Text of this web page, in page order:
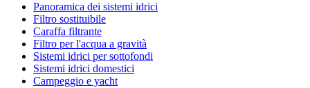
Panoramica dei sistemi idrici
Filtro sostituibile
Caraffa filtrante
Filtro per l'acqua a gravità
Sistemi idrici per sottofondi
Sistemi idrici domestici
Campeggio e yacht